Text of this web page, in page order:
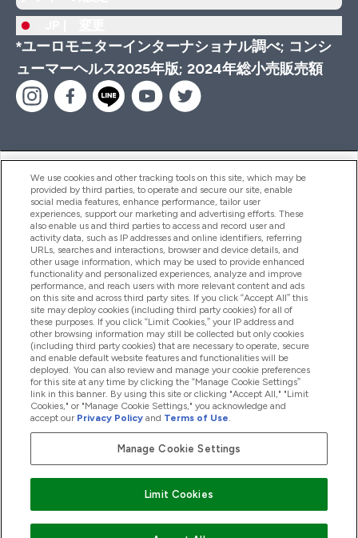
*ユーロモニターインターナショナル調べ; コンシ
ューマーヘルス2025年版; 2024年総小売販売額
ヘルプ＆ガイド
商品について
会社概要
特典＆ポイント
2026 The Hut.com Ltd
Pay with
We use cookies and other tracking tools on this site, which may be
provided by third parties, to operate and secure our site, enable
social media features, enhance performance, tailor user
experiences, support our marketing and advertising efforts. These
also enable us and third parties to access and record user and
activity data, such as IP addresses and online identifiers, referring
URLs, searches and interactions, browser and device details, and
other usage information, which may be used to provide enhanced
functionality and personalized experiences, analyze and improve
performance, and reach users with more relevant content and ads
on this site and across third party sites. If you click “Accept All” this
site may deploy cookies (including third party cookies) for all of
these purposes. If you click “Limit Cookies,” your IP address and
other browsing information may still be collected but only cookies
(including third party cookies) that are necessary to operate, secure
and enable default website features and functionalities will be
deployed. You can also review and manage your cookie preferences
for this site at any time by clicking the “Manage Cookie Settings”
link in this banner. By using this site or clicking "Accept All," "Limit
Cookies," or "Manage Cookie Settings," you acknowledge and
accept our Privacy Policy and Terms of Use.
Manage Cookie Settings
Limit Cookies